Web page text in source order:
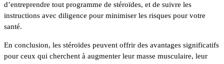
d’entreprendre tout programme de stéroïdes, et de suivre les
instructions avec diligence pour minimiser les risques pour votre
santé.
En conclusion, les stéroïdes peuvent offrir des avantages significatifs
pour ceux qui cherchent à augmenter leur masse musculaire, leur